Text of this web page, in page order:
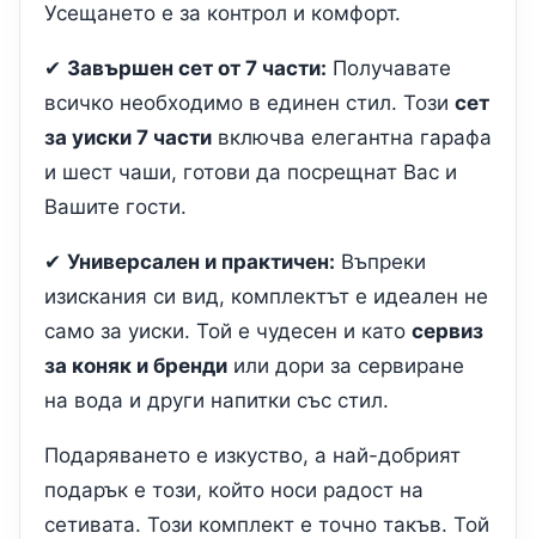
Усещането е за контрол и комфорт.
✔ Завършен сет от 7 части: Получавате
всичко необходимо в единен стил. Този сет
за уиски 7 части включва елегантна гарафа
и шест чаши, готови да посрещнат Вас и
Вашите гости.
✔ Универсален и практичен: Въпреки
изискания си вид, комплектът е идеален не
само за уиски. Той е чудесен и като сервиз
за коняк и бренди или дори за сервиране
на вода и други напитки със стил.
Подаряването е изкуство, а най-добрият
подарък е този, който носи радост на
сетивата. Този комплект е точно такъв. Той